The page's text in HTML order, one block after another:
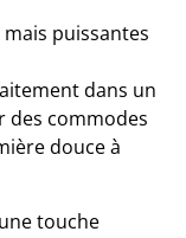
puissantes
dans un
des commodes
douce à
touche